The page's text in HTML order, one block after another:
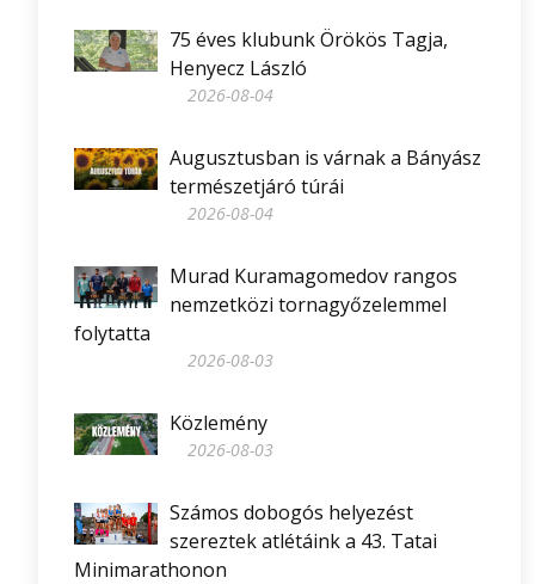
75 éves klubunk Örökös Tagja,
Henyecz László
2026-08-04
Augusztusban is várnak a Bányász
természetjáró túrái
2026-08-04
Murad Kuramagomedov rangos
nemzetközi tornagyőzelemmel
folytatta
2026-08-03
Közlemény
2026-08-03
Számos dobogós helyezést
szereztek atlétáink a 43. Tatai
Minimarathonon